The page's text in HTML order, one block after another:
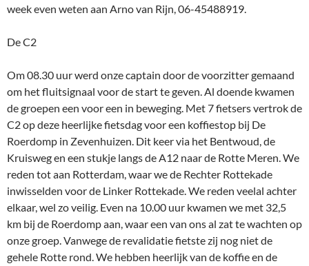
week even weten aan Arno van Rijn, 06-45488919.
De C2
Om 08.30 uur werd onze captain door de voorzitter gemaand
om het fluitsignaal voor de start te geven. Al doende kwamen
de groepen een voor een in beweging. Met 7 fietsers vertrok de
C2 op deze heerlijke fietsdag voor een koffiestop bij De
Roerdomp in Zevenhuizen. Dit keer via het Bentwoud, de
Kruisweg en een stukje langs de A12 naar de Rotte Meren. We
reden tot aan Rotterdam, waar we de Rechter Rottekade
inwisselden voor de Linker Rottekade. We reden veelal achter
elkaar, wel zo veilig. Even na 10.00 uur kwamen we met 32,5
km bij de Roerdomp aan, waar een van ons al zat te wachten op
onze groep. Vanwege de revalidatie fietste zij nog niet de
gehele Rotte rond. We hebben heerlijk van de koffie en de